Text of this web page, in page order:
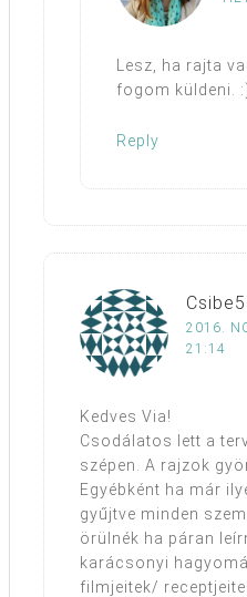
Lesz, ha rajta
fogom küldeni.
Reply
Csibe5
2016.
21:14
Kedves Via!
Csodálatos lett a
szépen. A rajzok
Egyébként ha már
gyűjtve minden
örülnék ha páran
karácsonyi
filmjeitek/